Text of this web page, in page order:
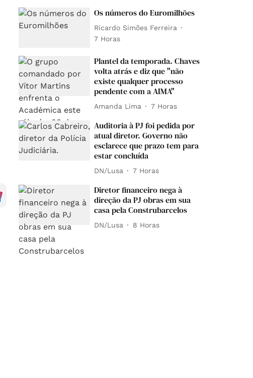
Os números do Euromilhões
Ricardo Simões Ferreira
7 Horas
Plantel da temporada. Chaves
volta atrás e diz que "não
existe qualquer processo
pendente com a AIMA"
Amanda Lima 7 Horas
Auditoria à PJ foi pedida por
atual diretor. Governo não
esclarece que prazo tem para
estar concluída
DN/Lusa 7 Horas
Diretor financeiro nega à
direção da PJ obras em sua
casa pela Construbarcelos
DN/Lusa 8 Horas